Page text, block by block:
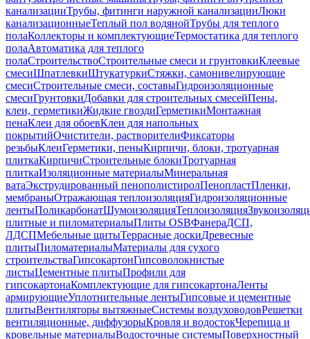
канализацииТрубы, фитинги наружной канализацииЛюки
канализационныеТеплый пол водянойТрубы для теплого
полаКоллекторы и комплектующиеТермостатика для теплого
полаАвтоматика для теплого
полаСтроительствоСтроительные смеси и грунтовкиКлеевые
смесиШпатлевкиШтукатуркиСтяжки, самонивелирующие
смесиСтроительные смеси, составыГидроизоляционные
смесиГрунтовкиДобавки для строительных смесейПены,
клеи, герметикиЖидкие гвоздиГерметикиМонтажная
пенаКлеи для обоевКлеи для напольных
покрытийОчистители, растворителиФиксаторы
резьбыКлеиГерметики, пеныКирпичи, блоки, тротуарная
плиткаКирпичиСтроительные блокиТротуарная
плиткаИзоляционные материалыМинеральная
ватаЭкструдированный пенополистиролПенопластПленки,
мембраныОтражающая теплоизоляцияГидроизоляционные
лентыПоликарбонатШумоизоляцияТеплоизоляция
плитные и пиломатериалыПлиты OSBФанераДСП,
ЛДСПМебельные щитыТеррасные доскиДревесные
плитыПиломатериалыМатериалы для сухого
строительстваГипсокартонГипсоволокнистые
листыЦементные плитыПрофили для
гипсокартонаКомплектующие для гипсокартонаЛенты
армирующиеУплотнительные лентыГипсовые и цементные
плитыВентиляторы вытяжныеСистемы воздуховодовРешетки
вентиляционные, диффузорыКровля и водостокЧерепица и
кровельные материалыВодосточные системыПоверхностный